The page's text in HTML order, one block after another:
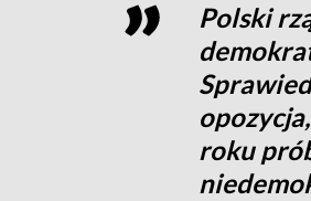
Polski
roku